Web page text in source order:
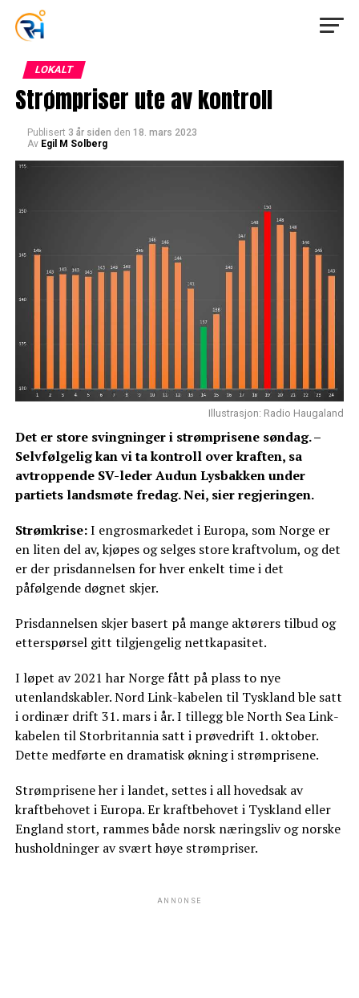
LOKALT
Strømpriser ute av kontroll
Publisert 3 år siden den 18. mars 2023
Av Egil M Solberg
Illustrasjon: Radio Haugaland
Det er store svingninger i strømprisene søndag. –
Selvfølgelig kan vi ta kontroll over kraften, sa
avtroppende SV-leder Audun Lysbakken under
partiets landsmøte fredag. Nei, sier regjeringen.
Strømkrise:I engrosmarkedet i Europa, som Norge er
en liten del av, kjøpes og selges store kraftvolum, og det
er der prisdannelsen for hver enkelt time i det
påfølgende døgnet skjer.
Prisdannelsen skjer basert på mange aktørers tilbud og
etterspørsel gitt tilgjengelig nettkapasitet.
I løpet av 2021 har Norge fått på plass to nye
utenlandskabler. Nord Link-kabelen til Tyskland ble satt
i ordinær drift 31. mars i år. I tillegg ble North Sea Link-
kabelen til Storbritannia satt i prøvedrift 1. oktober.
Dette medførte en dramatisk økning i strømprisene.
Strømprisene her i landet, settes i all hovedsak av
kraftbehovet i Europa. Er kraftbehovet i Tyskland eller
England stort, rammes både norsk næringsliv og norske
husholdninger av svært høye strømpriser.
ANNONSE